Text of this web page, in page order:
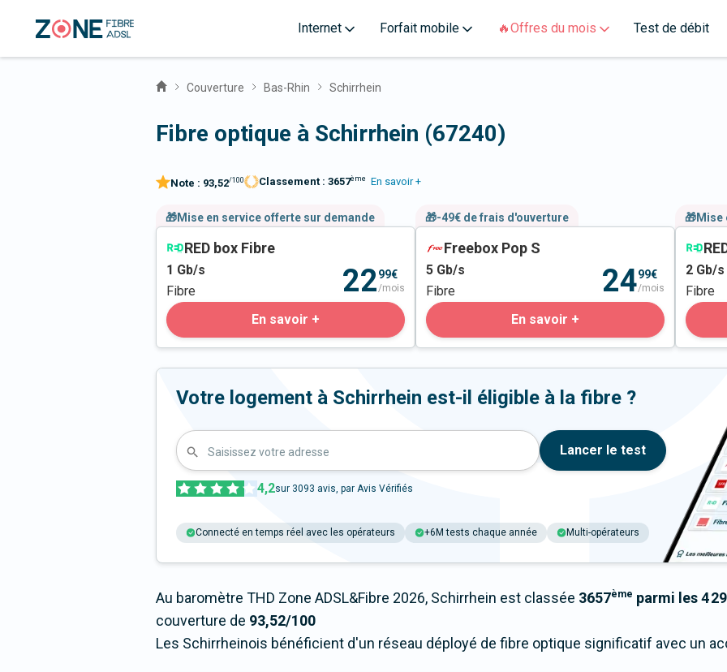
Internet Forfait mobile 🔥Offres du mois Test de débit
Couverture Bas-Rhin Schirrhein
Fibre optique à Schirrhein (67240)
Note : 93,52/100 Classement : 3657ème En savoir +
🎁Mise en service offerte sur demande
RED box Fibre
1 Gb/s
Fibre
2299€
/mois
En savoir +
🎁-49€ de frais d'ouverture
Freebox Pop S
5 Gb/s
Fibre
2499€
/mois
En savoir +
🎁Mise
2 Gb/s
Fibre
Votre logement à Schirrhein est-il éligible à la fibre ?
Saisissez votre adresse Lancer le test
4,2sur 3093 avis, par Avis Vérifiés
Connecté en temps réel avec les opérateurs +6M tests chaque année Multi-opérateurs
Au baromètre THD Zone ADSL&Fibre 2026, Schirrhein est classée 3657ème parmi les 4
couverture de 93,52/100
Les Schirrheinois bénéficient d'un réseau déployé de fibre optique significatif avec un